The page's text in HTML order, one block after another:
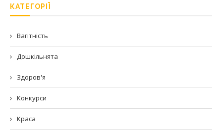
КАТЕГОРІЇ
Вагітність
Дошкільнята
Здоров'я
Конкурси
Краса